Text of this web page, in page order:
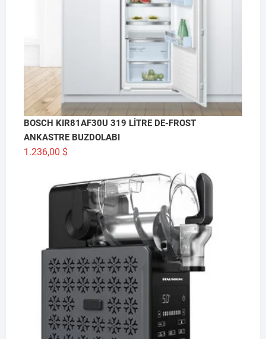
BOSCH KIR81AF30U 319 LİTRE DE-FROST
ANKASTRE BUZDOLABI
1.236,00 $